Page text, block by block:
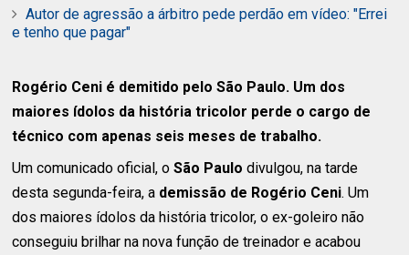
Autor de agressão a árbitro pede perdão em vídeo: "Errei
e tenho que pagar"
Rogério Ceni é demitido pelo São Paulo. Um dos
maiores ídolos da história tricolor perde o cargo de
técnico com apenas seis meses de trabalho.
Um comunicado oficial, oSão Paulo divulgou, na tarde
desta segunda-feira, a demissão de Rogério Ceni. Um
dos maiores ídolos da história tricolor, o ex-goleiro não
conseguiu brilhar na nova função de treinador e acabou